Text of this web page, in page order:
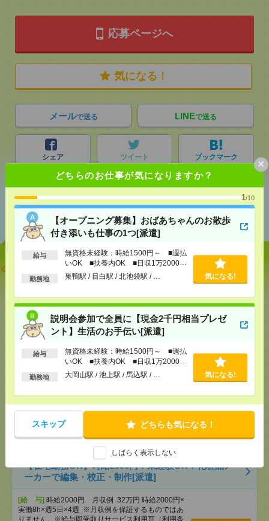
どちらのお仕事が気になりますか？
1/10
【オープニング募集】おばあちゃんのお散歩
付き添いも仕事の1つ[派遣]
給与
無資格未経験：時給1500円～ ■週払
いOK ■扶養内OK ■日収1万2000円
以上
勤務地 巣鴨駅 / 目白駅 / 北池袋駅 / … 気になる!
説明会参加で全員に【現金2千円相当プレゼ
ント】生活のお手伝い[派遣]
給与
無資格未経験：時給1500円～ ■週払
いOK ■扶養内OK ■日収1万2000円
以上
勤務地 大岡山駅 / 池上駅 / 馬込駅 / … 気になる!
スキップ どちらも気になる！
しばらく表示しない
×
応募ページへ
気になる！
メールで送る LINEで送る
シェア ツイート ブックマーク
あなたの閲覧履歴からの
おすすめ
【オープニング募集】おばあちゃんのお散歩付き添
いも仕事の1つ[派遣]
[給 与]無資格未経験：時給1500円～ ■週払い
OK ■扶養内OK ■日収1万2000円以上
[交通費]
交通費全額支給
[勤務地]巣鴨駅 / 目白駅/北池袋駅/…
気になる！
説明会参加で全員に【現金2千円相当プレゼント】生
活のお手伝い[派遣]
OK ■扶養内OK ■日収1万2000円以上
[交通費]交通費全額支給
[勤務地]大岡山駅/池上駅
気になる！
【在宅勤務OK】時給2000円！未経験OK！化粧品メ
ーカーで編集・校正・制作[派遣]
[給 与] 時給2000円 月収例 32万円 時給2000円×
実働8h×週5日×4週 ※月収例を保証するものではあ
りません。※給与即受取りサービス利用可（利用条